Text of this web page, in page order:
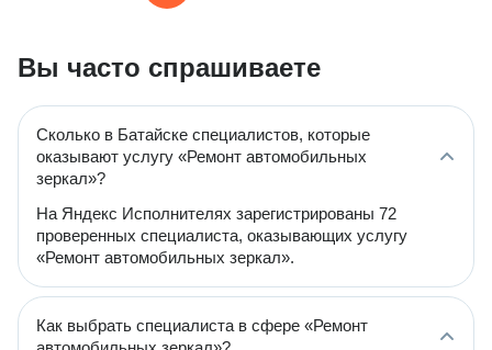
Вы часто спрашиваете
Сколько в Батайске специалистов, которые
оказывают услугу «Ремонт автомобильных
зеркал»?
На Яндекс Исполнителях зарегистрированы 72
проверенных специалиста, оказывающих услугу
«Ремонт автомобильных зеркал».
Как выбрать специалиста в сфере «Ремонт